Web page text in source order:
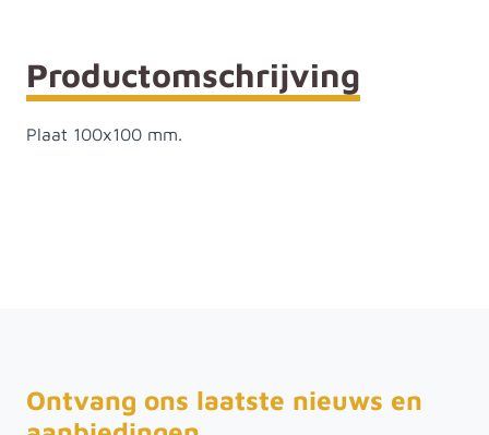
Productomschrijving
Plaat 100x100 mm.
Ontvang ons laatste nieuws en